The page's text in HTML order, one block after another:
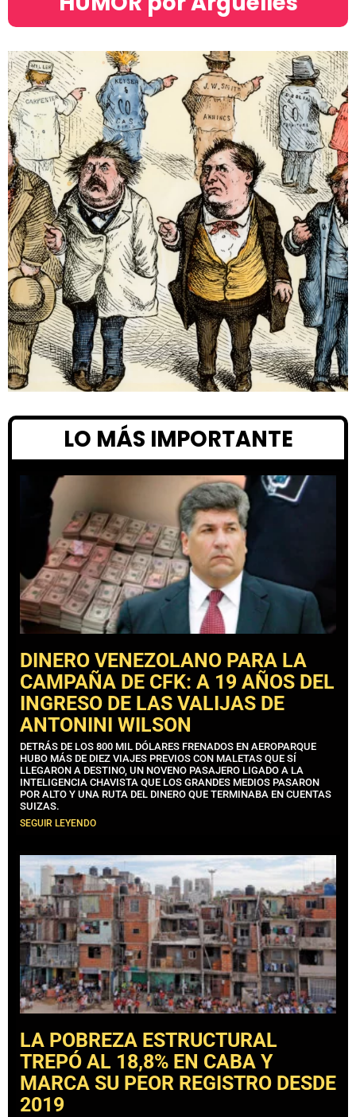
LO MÁS IMPORTANTE
DINERO VENEZOLANO PARA LA
CAMPAÑA DE CFK: A 19 AÑOS DEL
INGRESO DE LAS VALIJAS DE
ANTONINI WILSON
DETRÁS DE LOS 800 MIL DÓLARES FRENADOS EN AEROPARQUE
HUBO MÁS DE DIEZ VIAJES PREVIOS CON MALETAS QUE SÍ
LLEGARON A DESTINO, UN NOVENO PASAJERO LIGADO A LA
INTELIGENCIA CHAVISTA QUE LOS GRANDES MEDIOS PASARON
POR ALTO Y UNA RUTA DEL DINERO QUE TERMINABA EN CUENTAS
SUIZAS.
SEGUIR LEYENDO
LA POBREZA ESTRUCTURAL
TREPÓ AL 18,8% EN CABA Y
MARCA SU PEOR REGISTRO DESDE
2019